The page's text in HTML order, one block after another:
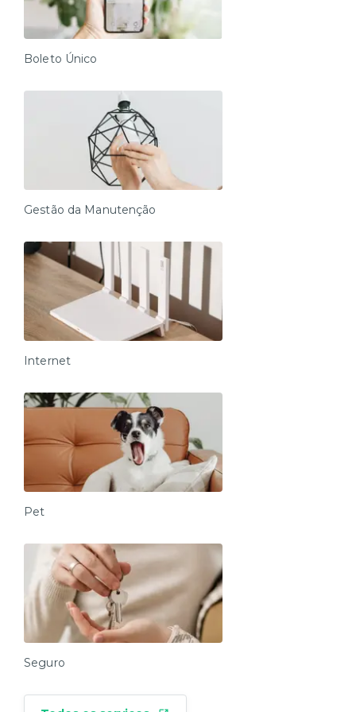
Boleto Único
Gestão da Manutenção
Internet
Pet
Seguro